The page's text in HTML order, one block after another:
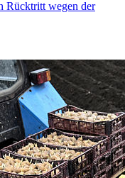
Rücktritt wegen der